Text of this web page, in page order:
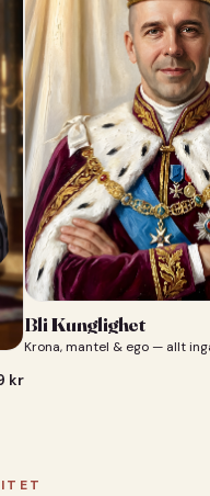
kr
Bli Kunglighet
Krona, mantel & ego — allt